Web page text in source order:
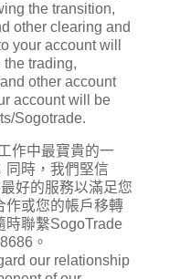
the transition,
other clearing and
your account will
trading,
other account
account will be
Sogotrade.
作中最寶貴的一
同時，我們堅信
好的服務以滿足您
作或您的帳戶移轉
時聯繫SogoTrade
。
our relationship